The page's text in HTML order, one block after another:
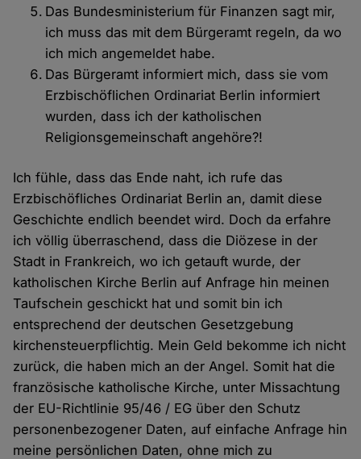
Das Bundesministerium für Finanzen sagt mir,
ich muss das mit dem Bürgeramt regeln, da wo
ich mich angemeldet habe.
Das Bürgeramt informiert mich, dass sie vom
Erzbischöflichen Ordinariat Berlin informiert
wurden, dass ich der katholischen
Religionsgemeinschaft angehöre?!
Ich fühle, dass das Ende naht, ich rufe das
Erzbischöfliches Ordinariat Berlin an, damit diese
Geschichte endlich beendet wird. Doch da erfahre
ich völlig überraschend, dass die Diözese in der
Stadt in Frankreich, wo ich getauft wurde, der
katholischen Kirche Berlin auf Anfrage hin meinen
Taufschein geschickt hat und somit bin ich
entsprechend der deutschen Gesetzgebung
kirchensteuerpflichtig. Mein Geld bekomme ich nicht
zurück, die haben mich an der Angel. Somit hat die
französische katholische Kirche, unter Missachtung
der EU-Richtlinie 95/46 / EG über den Schutz
personenbezogener Daten, auf einfache Anfrage hin
meine persönlichen Daten, ohne mich zu